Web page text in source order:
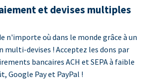
et devises multiples
n'importe où dans le monde grâce à un
multi-devises ! Acceptez les dons par
bancaires ACH et SEPA à faible
Google Pay et PayPal !